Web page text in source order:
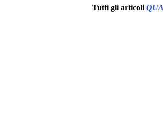
Tutti gli articoli QUA